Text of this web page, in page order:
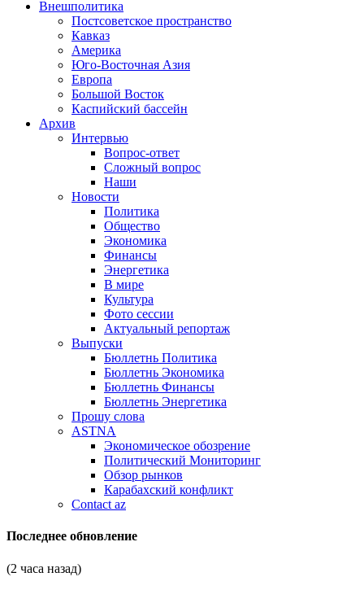
Внешполитика
Постсоветское пространство
Кавказ
Америка
Юго-Восточная Азия
Европа
Большой Восток
Каспийский бассейн
Архив
Интервью
Вопрос-ответ
Сложный вопрос
Наши
Новости
Политика
Общество
Экономика
Финансы
Энергетика
В мире
Культура
Фото сессии
Актуальный репортаж
Выпуски
Бюллетнь Политика
Бюллетнь Экономика
Бюллетнь Финансы
Бюллетнь Энергетика
Прошу слова
ASTNA
Экономическое обозрение
Политический Мониторинг
Обзор рынков
Карабахский конфликт
Contact az
Последнее обновление
(2 часа назад)